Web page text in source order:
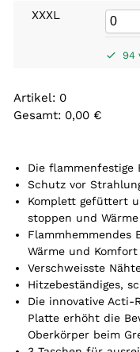
XXXL
94
Artikel: 0
Gesamt: 0,00 €
r
t
i
e
.
Y
o
Die
Schutz vor
Komplett gefüttert
stoppen und
Flammhemmendes
Wärme und Komfort
Verschweisste
Hitzebeständiges,
Die innovative
Platte erhöht die
Oberkörper beim